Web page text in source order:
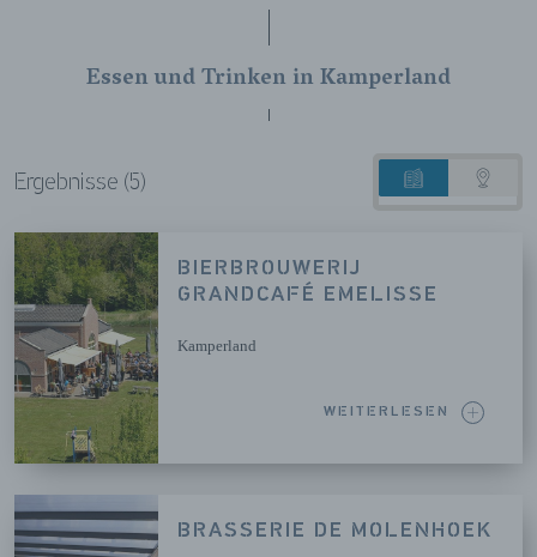
Essen und Trinken in Kamperland
Ergebnisse (5) Listenansicht
BIERBROUWERIJ
GRANDCAFÉ EMELISSE
Kamperland
WEITERLESEN
BRASSERIE DE MOLENHOEK